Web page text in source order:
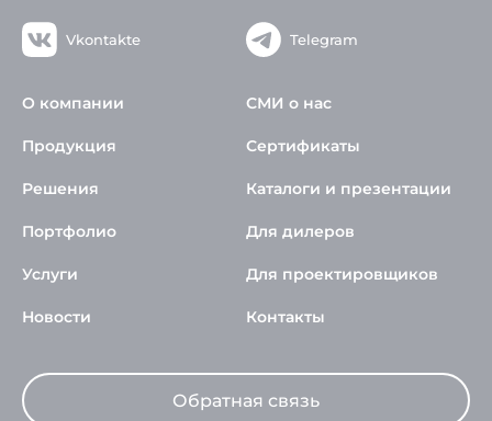
Vkontakte Telegram
О компании
Продукция
Решения
Портфолио
Услуги
Новости
СМИ о нас
Сертификаты
Каталоги и презентации
Для дилеров
Для проектировщиков
Контакты
Обратная связь